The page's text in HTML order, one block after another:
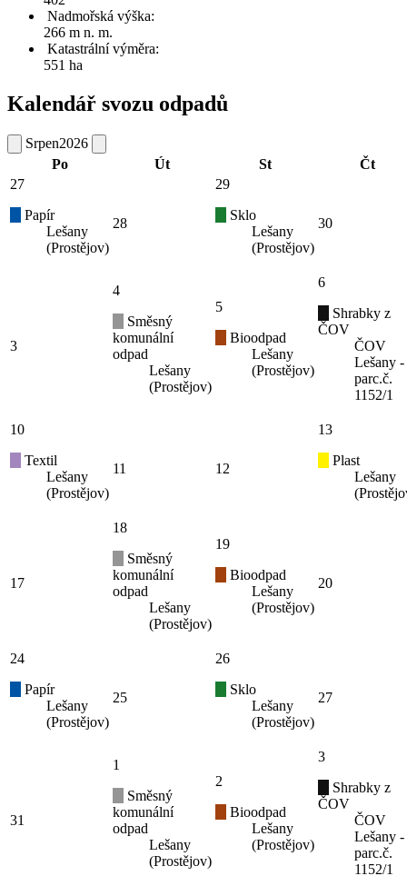
Nadmořská výška:
266 m n. m.
Katastrální výměra:
551 ha
Kalendář svozu odpadů
Srpen2026
Po
Út St
Čt
27
Papír
Lešany
(Prostějov)
28
29
Sklo
Lešany
(Prostějov)
30
3
4
Směsný
komunální
odpad
Lešany
(Prostějov)
5
Bioodpad
Lešany
(Prostějov)
6
Shrabky z
ČOV
ČOV
Lešany -
parc.č.
1152/1
10
Textil
Lešany
(Prostějov)
11 12
13
Plast
Lešany
17
18
Směsný
komunální
odpad
Lešany
(Prostějov)
19
Bioodpad
Lešany
(Prostějov)
20
24
Papír
Lešany
(Prostějov)
25
26
Sklo
Lešany
(Prostějov)
27
31
1
Směsný
komunální
odpad
Lešany
(Prostějov)
2
Bioodpad
Lešany
(Prostějov)
3
Shrabky z
ČOV
ČOV
Lešany -
parc.č.
1152/1